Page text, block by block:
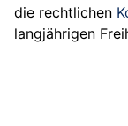
die rechtlichen
langjährigen